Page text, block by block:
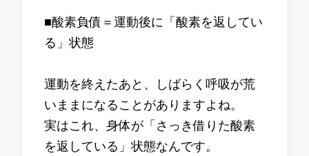
■酸素負債＝運動後に「酸素を返してい
る」状態
運動を終えたあと、しばらく呼吸が荒
いままになることがありますよね。
実はこれ、身体が「さっき借りた酸素
を返している」状態なんです。